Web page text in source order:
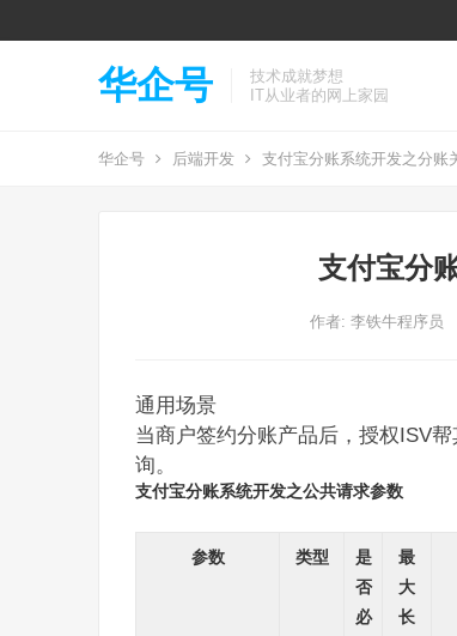
华企号
技术成就梦想
IT从业者的网上家园
华企号 后端开发 支付宝分账系统开发之分账
支付宝分
作者: 李铁牛程序员
通用场景
当商户签约分账产品后，授权ISV
询。
支付宝分账系统开发之公共请求参数
参数 类型
是
否
必
最
大
长